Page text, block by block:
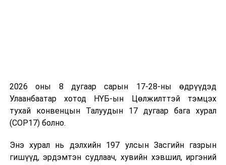
2026 оны 8 дугаар сарын 17-28-ны өдрүүдэд
Улаанбаатар хотод НҮБ-ын Цөлжилттэй тэмцэх
тухай конвенцын Талуудын 17 дугаар бага хурал
(COP17) болно.
Энэ хурал нь дэлхийн 197 улсын Засгийн газрын
гишүүд, эрдэмтэн судлаач, хувийн хэвшил, иргэний